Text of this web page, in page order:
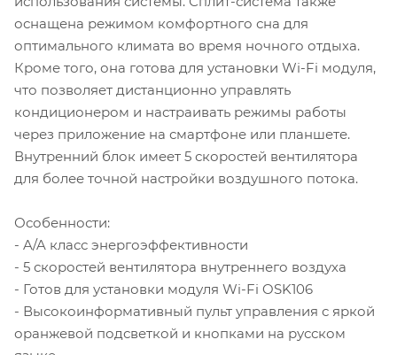
оснащена режимом комфортного сна для
оптимального климата во время ночного отдыха.
Кроме того, она готова для установки Wi-Fi модуля,
что позволяет дистанционно управлять
кондиционером и настраивать режимы работы
через приложение на смартфоне или планшете.
Внутренний блок имеет 5 скоростей вентилятора
для более точной настройки воздушного потока.
Особенности:
- A/A класс энергоэффективности
- 5 скоростей вентилятора внутреннего воздуха
- Готов для установки модуля Wi-Fi OSK106
- Высокоинформативный пульт управления с яркой
оранжевой подсветкой и кнопками на русском